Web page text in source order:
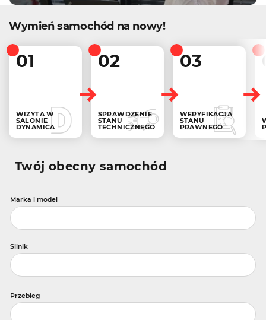
Wymień samochód na nowy!
01
WIZYTA W
SALONIE
DYNAMICA
02
SPRAWDZENIE
STANU
TECHNICZNEGO
03
WERYFIKACJA
STANU
PRAWNEGO
Twój obecny samochód
Marka i model
Silnik
Przebieg